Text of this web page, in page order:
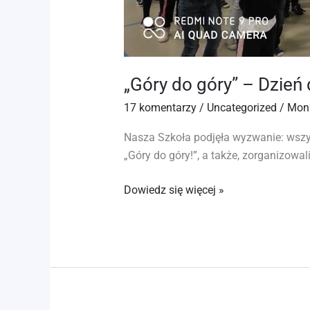
„Góry do góry” – Dzień
17 komentarzy / Uncategorized /
Nasza Szkoła podjęła wyzwanie:
„Góry do góry!”, a także,
Dowiedz się więcej »